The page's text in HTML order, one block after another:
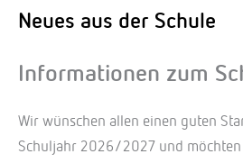
Neues aus der Schule
Informationen zum
Wir wünschen allen einen guten
Schuljahr 2026/2027 und möchten